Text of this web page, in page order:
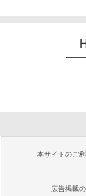
本サイトのご
広告掲載